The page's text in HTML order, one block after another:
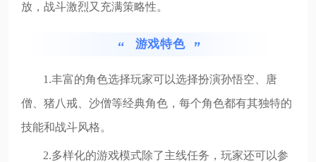
放，战斗激烈又充满策略性。
游戏特色
1.丰富的角色选择玩家可以选择扮演孙悟空、唐
僧、猪八戒、沙僧等经典角色，每个角色都有其独特的
技能和战斗风格。
2.多样化的游戏模式除了主线任务，玩家还可以参